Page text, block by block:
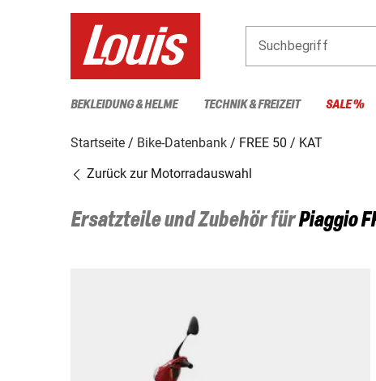
Suchbegriff
BEKLEIDUNG & HELME TECHNIK & FREIZEIT SALE %
Startseite Bike-Datenbank
FREE 50 / KAT
Zurück zur Motorradauswahl
Ersatzteile und Zubehör fürPiaggio